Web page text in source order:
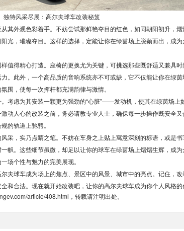
独特风采尽展：高尔夫球车改装秘笈
其外观色彩着手。不妨尝试那鲜艳夺目的红色，如同朝阳初升，熠
光，璀璨夺目。这样的选择，定能让你在绿茵场上脱颖而出，成
值得精心打造。座椅的更换尤为关键，可挑选那些既舒适又兼具时
。此外，一个高品质的音响系统亦不可或缺，它不仅能让你在绿
围，使每一次挥杆都充满韵律与激情。
考虑为其安装一颗更为强劲的“心脏”——发动机，使其在绿茵场上
动人心的改装之前，务必请教专业人士，确保每一步操作既安全又
的轨道上驰骋。
采，实乃点睛之笔。不妨在车身之上贴上寓意深刻的标语，或是书
帜。这些细节虽微，却足以让你的球车在绿茵场上熠熠生辉，成
场个性与魅力的完美展现。
夫球车成为场上的焦点、景区中的风景、城市中的亮点。记住，改
和合法。现在就开始改装吧，让你的高尔夫球车成为你个人风格的
article/408.html ，转载请注明出处。